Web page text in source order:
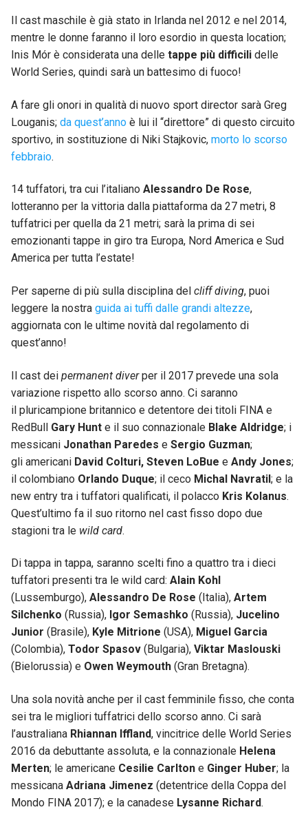
Il cast maschile è già stato in Irlanda nel 2012 e nel 2014,
mentre le donne faranno il loro esordio in questa location;
Inis Mór è considerata una delle tappe più difficili delle
World Series, quindi sarà un battesimo di fuoco!
A fare gli onori in qualità di nuovo sport director sarà Greg
Louganis; da quest’anno è lui il “direttore” di questo circuito
sportivo, in sostituzione di Niki Stajkovic, morto lo scorso
febbraio.
14 tuffatori, tra cui l’italiano Alessandro De Rose,
lotteranno per la vittoria dalla piattaforma da 27 metri, 8
tuffatrici per quella da 21 metri; sarà la prima di sei
emozionanti tappe in giro tra Europa, Nord America e Sud
America per tutta l’estate!
Per saperne di più sulla disciplina del cliff diving, puoi
leggere la nostra guida ai tuffi dalle grandi altezze,
aggiornata con le ultime novità dal regolamento di
quest’anno!
Il cast dei permanent diverper il 2017 prevede una sola
variazione rispetto allo scorso anno. Ci saranno
il pluricampione britannico e detentore dei titoli FINA e
RedBull Gary Hunt e il suo connazionale Blake Aldridge; i
messicani Jonathan Paredes e Sergio Guzman;
gli americani David Colturi, Steven LoBue e Andy Jones;
il colombiano Orlando Duque; il ceco Michal Navratil; e la
new entry tra i tuffatori qualificati, il polacco Kris Kolanus.
Quest’ultimo fa il suo ritorno nel cast fisso dopo due
stagioni tra le wild card.
Di tappa in tappa, saranno scelti fino a quattro tra i dieci
tuffatori presenti tra le wild card: Alain Kohl
(Lussemburgo), Alessandro De Rose (Italia), Artem
Silchenko (Russia), Igor Semashko (Russia), Jucelino
Junior (Brasile), Kyle Mitrione (USA), Miguel Garcia
(Colombia), Todor Spasov (Bulgaria), Viktar Maslouski
(Bielorussia) e Owen Weymouth (Gran Bretagna).
Una sola novità anche per il cast femminile fisso, che conta
sei tra le migliori tuffatrici dello scorso anno. Ci sarà
l’australiana Rhiannan Iffland, vincitrice delle World Series
2016 da debuttante assoluta, e la connazionale Helena
Merten; le americane Cesilie Carlton e Ginger Huber; la
messicana Adriana Jimenez (detentrice della Coppa del
Mondo FINA 2017); e la canadese Lysanne Richard.